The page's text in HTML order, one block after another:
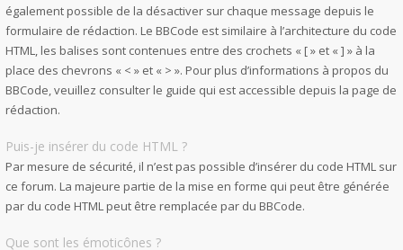
également possible de la désactiver sur chaque message depuis le
formulaire de rédaction. Le BBCode est similaire à l’architecture du code
HTML, les balises sont contenues entre des crochets « [ » et « ] » à la
place des chevrons « < » et « > ». Pour plus d’informations à propos du
BBCode, veuillez consulter le guide qui est accessible depuis la page de
rédaction.
Puis-je insérer du code HTML ?
Par mesure de sécurité, il n’est pas possible d’insérer du code HTML sur
ce forum. La majeure partie de la mise en forme qui peut être générée
par du code HTML peut être remplacée par du BBCode.
Que sont les émoticônes ?